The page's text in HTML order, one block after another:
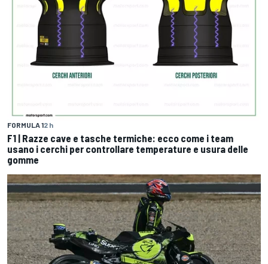
FORMULA 12 h
F1 | Razze cave e tasche termiche: ecco come i team
usano i cerchi per controllare temperature e usura delle
gomme